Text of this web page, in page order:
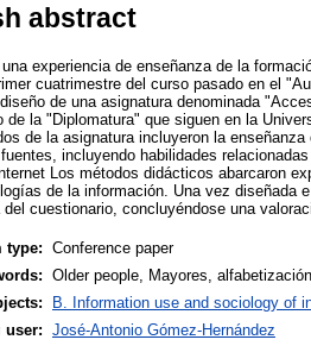
abstract
experiencia de enseñanza de la
cuatrimestre del curso pasado en el
de una asignatura denominada
de la "Diplomatura" que siguen en la
de la asignatura incluyeron la
incluyendo habilidades
Los métodos didácticos abarcaron
de la información. Una vez diseñada
del cuestionario, concluyéndose una
type:
Conference paper
Older people, Mayores,
B. Information use and sociology of
user: José-Antonio Gómez-Hernández